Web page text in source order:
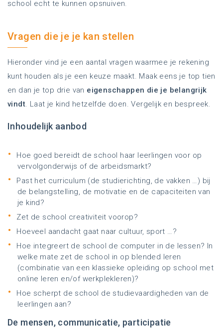
school echt te kunnen opsnuiven.
Vragen die je je kan stellen
Hieronder vind je een aantal vragen waarmee je rekening
kunt houden als je een keuze maakt. Maak eens je top tien
en dan je top drie van eigenschappen die je belangrijk
vindt. Laat je kind hetzelfde doen. Vergelijk en bespreek.
Inhoudelijk aanbod
Hoe goed bereidt de school haar leerlingen voor op
vervolgonderwijs of de arbeidsmarkt?
Past het curriculum (de studierichting, de vakken …) bij
de belangstelling, de motivatie en de capaciteiten van
je kind?
Zet de school creativiteit voorop?
Hoeveel aandacht gaat naar cultuur, sport …?
Hoe integreert de school de computer in de lessen? In
welke mate zet de school in op blended leren
(combinatie van een klassieke opleiding op school met
online leren en/of werkplekleren)?
Hoe scherpt de school de studievaardigheden van de
leerlingen aan?
De mensen, communicatie, participatie